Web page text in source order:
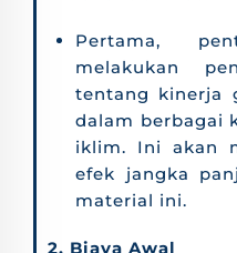
Pertama,
melakukan
tentang kinerja
dalam berbagai
iklim. Ini akan
efek jangka
material ini.
2. Biaya Awal